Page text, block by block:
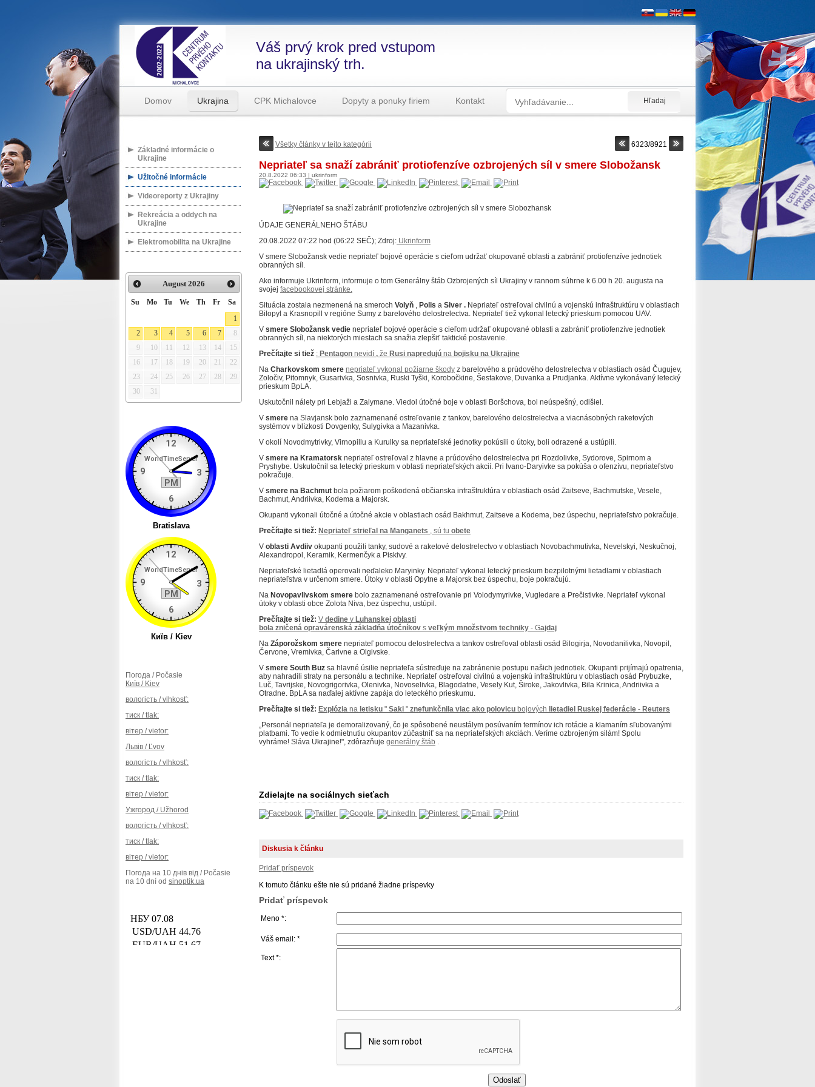
Váš prvý krok pred vstupom
na ukrajinský trh.
Domov Ukrajina CPK Michalovce Dopyty a ponuky firiem Kontakt
Základné informácie o
Ukrajine
Užitočné informácie
Videoreporty z Ukrajiny
Rekreácia a oddych na
Ukrajine
Elektromobilita na Ukrajine
August 2026
Su Mo Tu We Th Fr
Sa
1
2
3 4 5 6 7
8
9
10 11 12 13 14
15
16
17 18 19 20 21
22
23
24 25 26 27 28
29
30
31
Погода / Počasie
Київ / Kiev
вологість / vlhkosť:
тиск / tlak:
вітер / vietor:
Львів / Ľvov
вологість / vlhkosť:
тиск / tlak:
вітер / vietor:
Ужгород / Užhorod
вологість / vlhkosť:
тиск / tlak:
вітер / vietor:
Погода на 10 днів від / Počasie
na 10 dní od sinoptik.ua
Všetky články v tejto kategórii 6323/8921
Nepriateľ sa snaží zabrániť protiofenzíve ozbrojených síl v smere Slobožansk
20.8.2022 06:33 | ukrinform
ÚDAJE GENERÁLNEHO ŠTÁBU
20.08.2022 07:22 hod (06:22 SEČ); Zdroj: Ukrinform
V smere Slobožansk vedie nepriateľ bojové operácie s cieľom udržať okupované oblasti a zabrániť protiofenzíve jednotiek
obranných síl.
Ako informuje Ukrinform, informuje o tom Generálny štáb Ozbrojených síl Ukrajiny v rannom súhrne k 6.00 h 20. augusta na
svojej facebookovej stránke.
Situácia zostala nezmenená na smeroch Volyň , Polis a Siver . Nepriateľ ostreľoval civilnú a vojenskú infraštruktúru v oblastiach
Bilopyl a Krasnopill v regióne Sumy z barelového delostrelectva. Nepriateľ tiež vykonal letecký prieskum pomocou UAV.
V smere Slobožansk vedie nepriateľ bojové operácie s cieľom udržať okupované oblasti a zabrániť protiofenzíve jednotiek
obranných síl, na niektorých miestach sa snažia zlepšiť taktické postavenie.
Prečítajte si tiež : Pentagon nevidí , že Rusi napredujú na bojisku na Ukrajine
Na Charkovskom smere nepriateľ vykonal požiarne škody z barelového a prúdového delostrelectva v oblastiach osád Čugujev,
Zoločiv, Pitomnyk, Gusarivka, Sosnivka, Ruski Tyški, Korobočkine, Šestakove, Duvanka a Prudjanka. Aktívne vykonávaný letecký
prieskum BpLA.
Uskutočnil nálety pri Lebjaži a Zalymane. Viedol útočné boje v oblasti Boršchova, bol neúspešný, odišiel.
V smere na Slavjansk bolo zaznamenané ostreľovanie z tankov, barelového delostrelectva a viacnásobných raketových
systémov v blízkosti Dovgenky, Sulygivka a Mazanivka.
V okolí Novodmytrivky, Virnopillu a Kurulky sa nepriateľské jednotky pokúsili o útoky, boli odrazené a ustúpili.
V smere na Kramatorsk nepriateľ ostreľoval z hlavne a prúdového delostrelectva pri Rozdolivke, Sydorove, Spirnom a
Pryshybe. Uskutočnil sa letecký prieskum v oblasti nepriateľských akcií. Pri Ivano-Daryivke sa pokúša o ofenzívu, nepriateľstvo
pokračuje.
V smere na Bachmut bola požiarom poškodená občianska infraštruktúra v oblastiach osád Zaitseve, Bachmutske, Vesele,
Bachmut, Andriivka, Kodema a Majorsk.
Okupanti vykonali útočné a útočné akcie v oblastiach osád Bakhmut, Zaitseve a Kodema, bez úspechu, nepriateľstvo pokračuje.
Prečítajte si tiež: Nepriateľ strieľal na Manganets , sú tu obete
V oblasti Avdiiv okupanti použili tanky, sudové a raketové delostrelectvo v oblastiach Novobachmutivka, Nevelskyi, Neskučnoj,
Alexandropol, Keramik, Kermenčyk a Piskivy.
Nepriateľské lietadlá operovali neďaleko Maryinky. Nepriateľ vykonal letecký prieskum bezpilotnými lietadlami v oblastiach
nepriateľstva v určenom smere. Útoky v oblasti Opytne a Majorsk bez úspechu, boje pokračujú.
Na Novopavlivskom smere bolo zaznamenané ostreľovanie pri Volodymyrivke, Vugledare a Prečistivke. Nepriateľ vykonal
útoky v oblasti obce Zolota Niva, bez úspechu, ustúpil.
Prečítajte si tiež: V dedine v Luhanskej oblasti
bola zničená opravárenská základňa útočníkov s veľkým množstvom techniky - Gajdaj
Na Záporožskom smere nepriateľ pomocou delostrelectva a tankov ostreľoval oblasti osád Bilogirja, Novodanilivka, Novopil,
Červone, Vremivka, Čarivne a Olgivske.
V smere South Buz sa hlavné úsilie nepriateľa sústreďuje na zabránenie postupu našich jednotiek. Okupanti prijímajú opatrenia,
aby nahradili straty na personálu a technike. Nepriateľ ostreľoval civilnú a vojenskú infraštruktúru v oblastiach osád Prybuzke,
Luč, Tavrijske, Novogrigorivka, Olenivka, Novoselivka, Blagodatne, Vesely Kut, Široke, Jakovlivka, Bila Krinica, Andriivka a
Otradne. BpLA sa naďalej aktívne zapája do leteckého prieskumu.
Prečítajte si tiež: Explózia na letisku " Saki " znefunkčnila viac ako polovicu bojových lietadiel Ruskej federácie - Reuters
„Personál nepriateľa je demoralizovaný, čo je spôsobené neustálym posúvaním termínov ich rotácie a klamaním sľubovanými
platbami. To vedie k odmietnutiu okupantov zúčastniť sa na nepriateľských akciách. Veríme ozbrojeným silám! Spolu
vyhráme! Sláva Ukrajine!", zdôrazňuje generálny štáb .
Zdielajte na sociálnych sieťach
Diskusia k článku
Pridať príspevok
K tomuto článku ešte nie sú pridané žiadne príspevky
Pridať príspevok
Meno *:
Váš email: *
Text *: